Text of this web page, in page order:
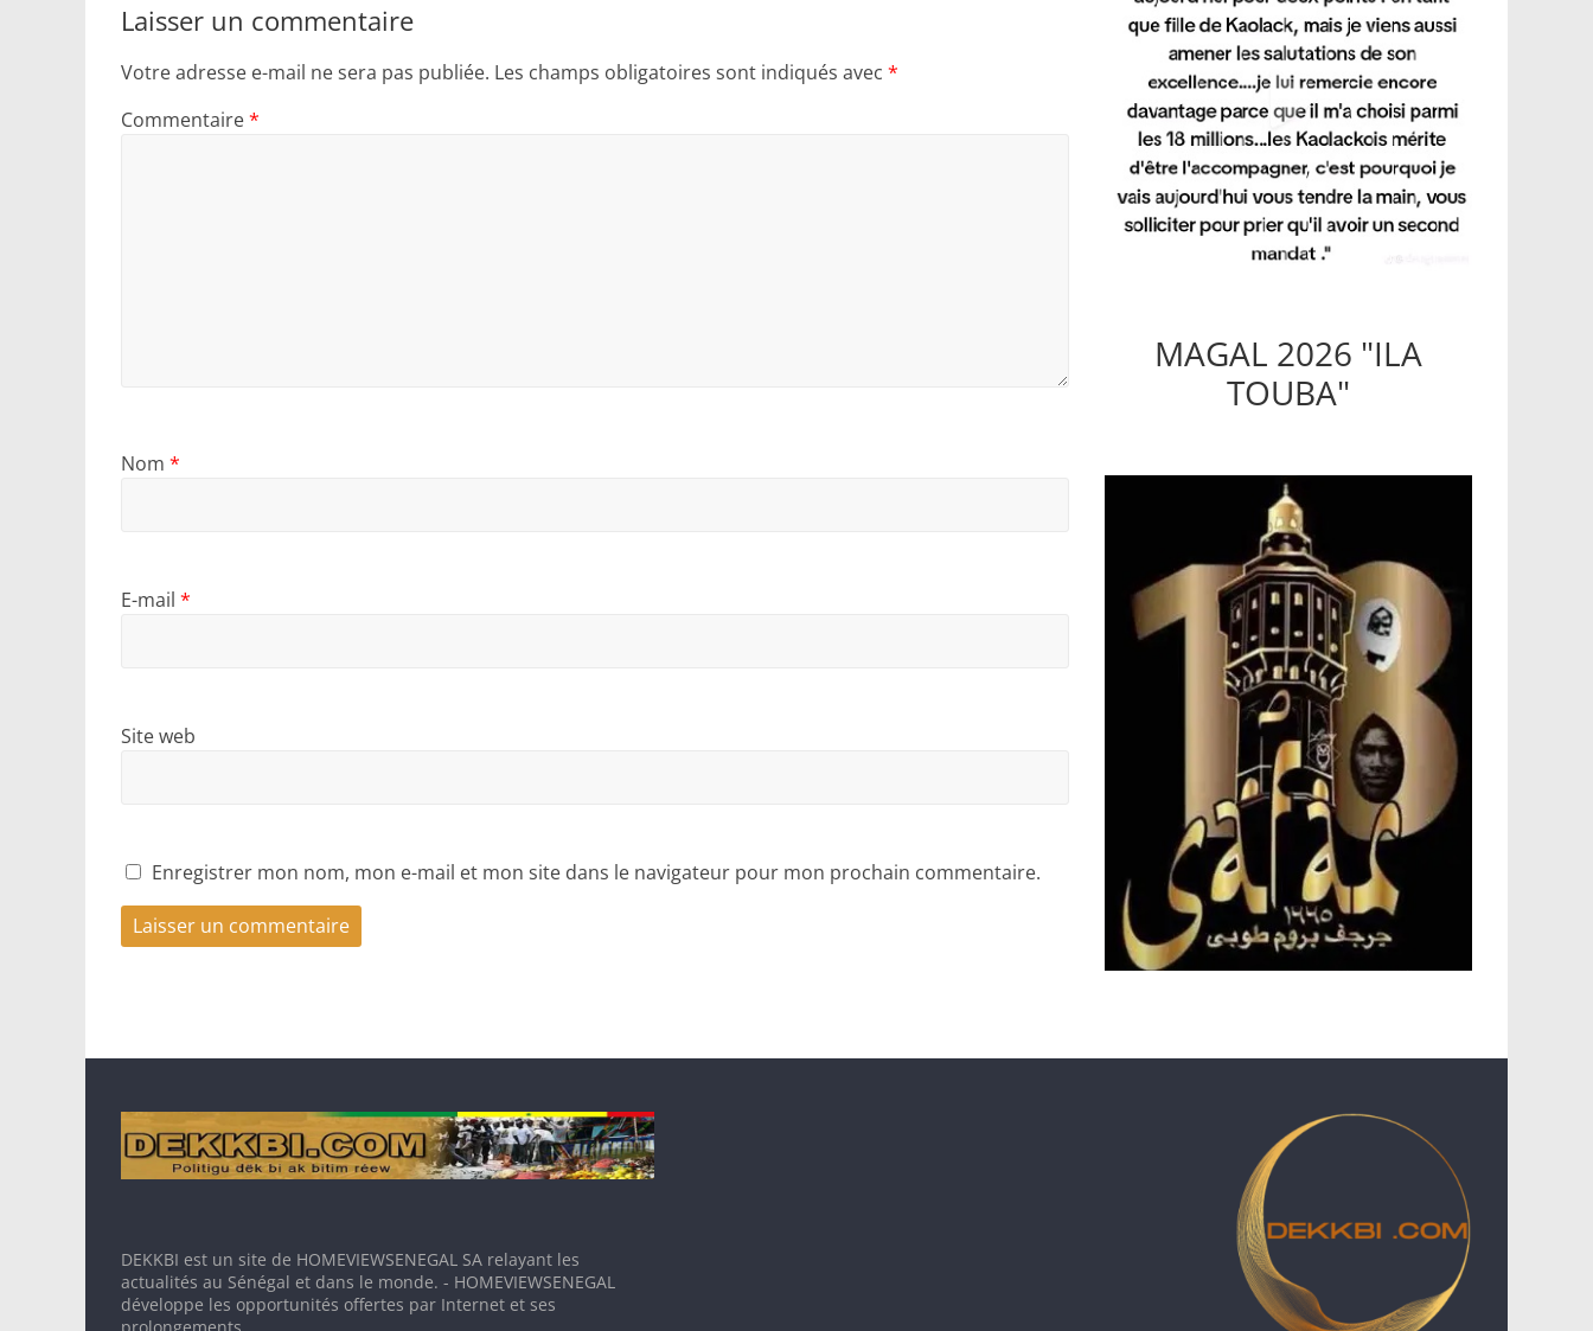
Laisser un commentaire
Votre adresse e-mail ne sera pas publiée. Les champs obligatoires sont indiqués avec *
Commentaire*
Nom *
E-mail *
Site web
Enregistrer mon nom, mon e-mail et mon site dans le navigateur pour mon prochain commentaire.
MAGAL 2026 "ILA
TOUBA"
DEKKBI est un site de HOMEVIEWSENEGAL SA relayant les
actualités au Sénégal et dans le monde. - HOMEVIEWSENEGAL
développe les opportunités offertes par Internet et ses